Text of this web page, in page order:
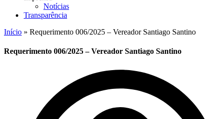
Notícias
Transparência
Início » Requerimento 006/2025 – Vereador Santiago Santino
Requerimento 006/2025 – Vereador Santiago Santino